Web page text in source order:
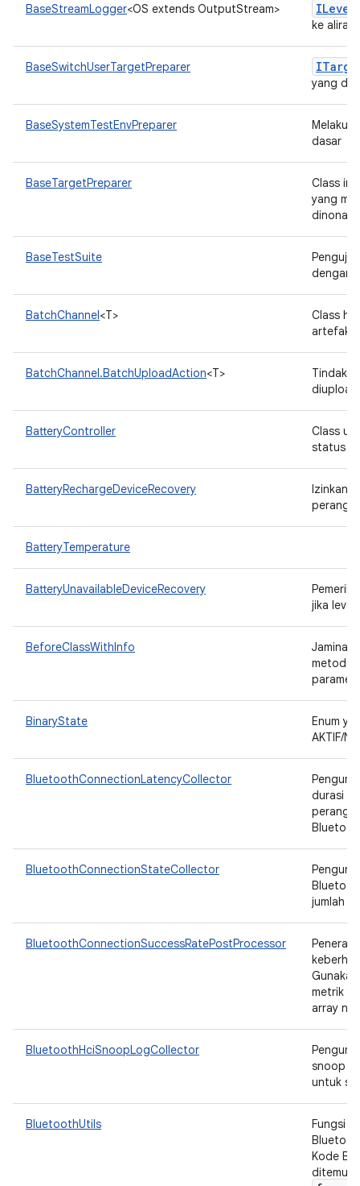
BaseStreamLogger<OS extends OutputStream>
ke
BaseSwitchUserTargetPreparer
yang
BaseSystemTestEnvPreparer
dasar
BaseTargetPreparer
Class
yang
BaseTestSuite
dengan
BatchChannel<T>
Class
artefak
BatchChannel.BatchUploadAction<T>
BatteryController
Class
status
BatteryRechargeDeviceRecovery
Izinkan
BatteryTemperature
BatteryUnavailableDeviceRecovery
jika
BeforeClassWithInfo
metode
BinaryState
Enum
AKTIF/
BluetoothConnectionLatencyCollector
durasi
BluetoothConnectionStateCollector
jumlah
BluetoothConnectionSuccessRatePostProcessor
metrik
array
BluetoothHciSnoopLogCollector
snoop
untuk
BluetoothUtils
Fungsi
Kode